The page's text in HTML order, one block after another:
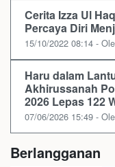
Cerita Izza Ul
Percaya Diri
15/10/2022 08:14 -
Haru dalam
Akhirussanah
2026 Lepas 122
07/06/2026 15:49 -
Berlangganan